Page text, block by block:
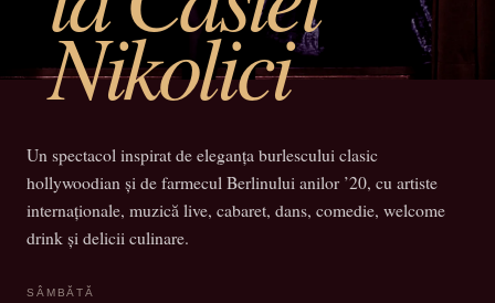
Nikolici
Un spectacol inspirat de eleganța burlescului clasic
hollywoodian și de farmecul Berlinului anilor ’20, cu artiste
internaționale, muzică live, cabaret, dans, comedie, welcome
drink și delicii culinare.
SÂMBĂTĂ